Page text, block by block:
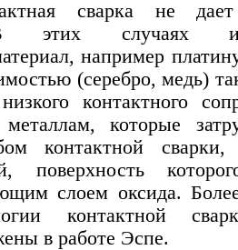
сварка не
В этих случаях
например
(серебро, медь)
контактного
которые
контактной сварки,
поверхность
слоем оксида.
контактной
в работе Эспе.